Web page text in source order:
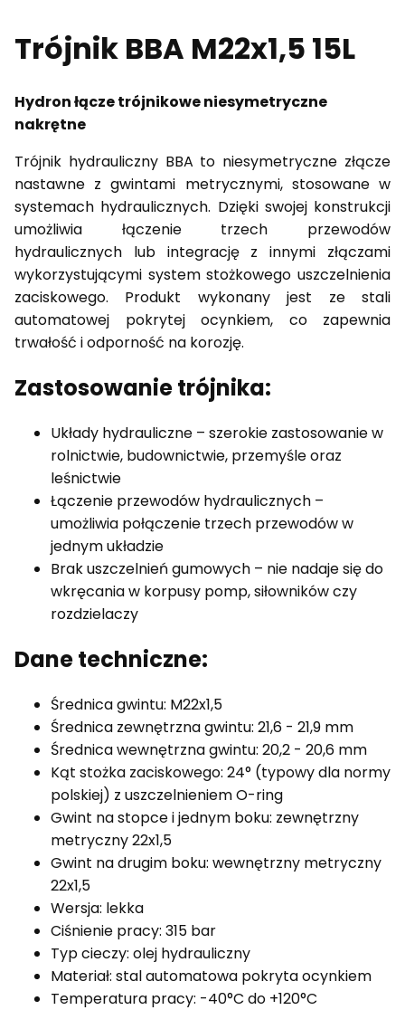
Trójnik BBA M22x1,5 15L
Hydron łącze trójnikowe niesymetryczne
nakrętne
Trójnik hydrauliczny BBA to niesymetryczne złącze
nastawne z gwintami metrycznymi, stosowane w
systemach hydraulicznych. Dzięki swojej konstrukcji
umożliwia łączenie trzech przewodów
hydraulicznych lub integrację z innymi złączami
wykorzystującymi system stożkowego uszczelnienia
zaciskowego. Produkt wykonany jest ze stali
automatowej pokrytej ocynkiem, co zapewnia
trwałość i odporność na korozję.
Zastosowanie trójnika:
Układy hydrauliczne – szerokie zastosowanie w
rolnictwie, budownictwie, przemyśle oraz
leśnictwie
Łączenie przewodów hydraulicznych –
umożliwia połączenie trzech przewodów w
jednym układzie
Brak uszczelnień gumowych – nie nadaje się do
wkręcania w korpusy pomp, siłowników czy
rozdzielaczy
Dane techniczne:
Średnica gwintu: M22x1,5
Średnica zewnętrzna gwintu: 21,6 - 21,9 mm
Średnica wewnętrzna gwintu: 20,2 - 20,6 mm
Kąt stożka zaciskowego: 24° (typowy dla normy
polskiej) z uszczelnieniem O-ring
Gwint na stopce i jednym boku: zewnętrzny
metryczny 22x1,5
Gwint na drugim boku: wewnętrzny metryczny
22x1,5
Wersja: lekka
Ciśnienie pracy: 315 bar
Typ cieczy: olej hydrauliczny
Materiał: stal automatowa pokryta ocynkiem
Temperatura pracy: -40°C do +120°C